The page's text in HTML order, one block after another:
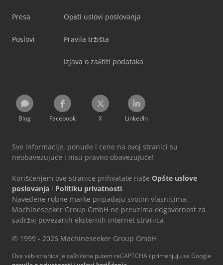
Presa
Poslovi
Opšti uslovi poslovanja
Pravila tržišta
Izjava o zaštiti podataka
Blog Facebook X LinkedIn
Sve informacije, ponude i cene na ovoj stranici su
neobavezujuće i nisu pravno obavezujuće!
Korišćenjem ove stranice prihvatate naše Opšte uslove
poslovanja i Politiku privatnosti.
Navedene robne marke pripadaju svojim vlasnicima.
Machineseeker Group GmbH ne preuzima odgovornost za
sadržaj povezanih eksternih internet stranica.
© 1999 - 2026 Machineseeker Group GmbH
Ova veb-stranica je zaštićena putem reCAPTCHA i primenjuju se Google